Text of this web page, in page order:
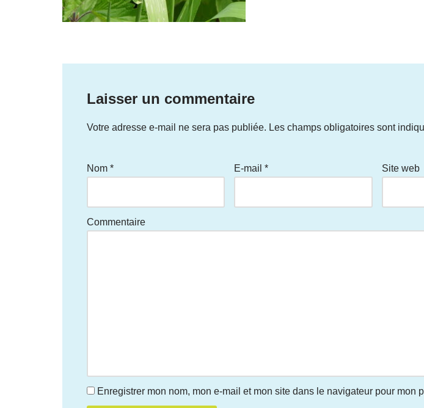
Laisser un commentaire
Votre adresse e-mail ne sera pas publiée. Les champs obligatoires sont
Nom * E-mail* Site web
Commentaire
Enregistrer mon nom, mon e-mail et mon site dans le navigateur pour mon